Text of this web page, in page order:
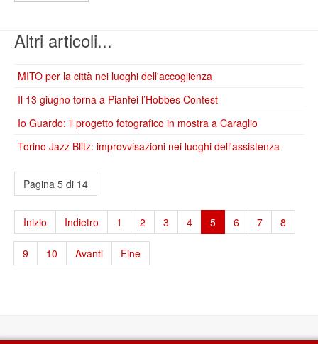
Altri articoli...
MITO per la città nei luoghi dell'accoglienza
Il 13 giugno torna a Pianfei l’Hobbes Contest
Io Guardo: il progetto fotografico in mostra a Caraglio
Torino Jazz Blitz: improvvisazioni nei luoghi dell'assistenza
Pagina 5 di 14
Inizio Indietro 1 2 3 4 5 6 7 8
9 10 Avanti Fine